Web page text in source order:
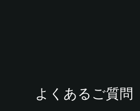
よくあるご質問